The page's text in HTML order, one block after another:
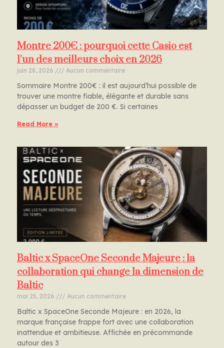
Montre 200€ : pourquoi cette Casio est
l’un des meilleurs choix en 2026
juin 28, 2026 Aucun commentaire
Sommaire Montre 200€ : il est aujourd’hui possible de
trouver une montre fiable, élégante et durable sans
dépasser un budget de 200 €. Si certaines
Read More »
Baltic x SpaceOne Seconde Majeure : la
collaboration qui change la dimension de
Baltic
mai 25, 2026 Aucun commentaire
Baltic x SpaceOne Seconde Majeure : en 2026, la
marque française frappe fort avec une collaboration
inattendue et ambitieuse. Affichée en précommande
autour des 3